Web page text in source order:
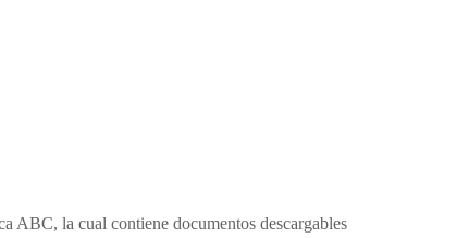
ABC, la cual contiene documentos descargables